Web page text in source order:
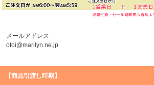
メールアドレス
otoi@marilyn.ne.jp
【商品引渡し時期】